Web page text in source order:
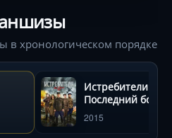
в хронологическом порядке
Истребители:
Последний бой
2015